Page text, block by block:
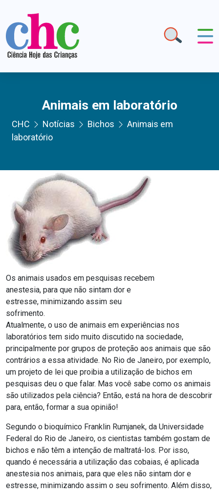
Animais em laboratório
CHC Notícias Bichos
Animais em
laboratório
Os animais usados em pesquisas recebem
anestesia, para que não sintam dor e
estresse, minimizando assim seu
sofrimento.
Atualmente, o uso de animais em experiências nos
laboratórios tem sido muito discutido na sociedade,
principalmente por grupos de proteção aos animais que são
contrários a essa atividade. No Rio de Janeiro, por exemplo,
um projeto de lei que proibia a utilização de bichos em
pesquisas deu o que falar. Mas você sabe como os animais
são utilizados pela ciência? Então, está na hora de descobrir
para, então, formar a sua opinião!
Segundo o bioquímico Franklin Rumjanek, da Universidade
Federal do Rio de Janeiro, os cientistas também gostam de
bichos e não têm a intenção de maltratá-los. Por isso,
quando é necessária a utilização das cobaias, é aplicada
anestesia nos animais, para que eles não sintam dor e
estresse, minimizando assim o seu sofrimento. Além disso,